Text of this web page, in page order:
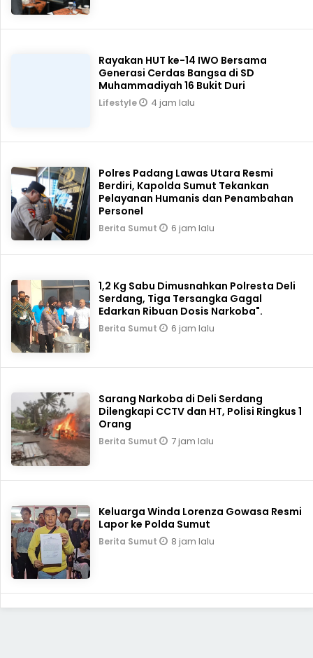
Rayakan HUT ke-14 IWO Bersama
Generasi Cerdas Bangsa di SD
Muhammadiyah 16 Bukit Duri
Lifestyle 4 jam lalu
Polres Padang Lawas Utara Resmi
Berdiri, Kapolda Sumut Tekankan
Pelayanan Humanis dan Penambahan
Personel
Berita Sumut 6 jam lalu
1,2 Kg Sabu Dimusnahkan Polresta Deli
Serdang, Tiga Tersangka Gagal
Edarkan Ribuan Dosis Narkoba".
Berita Sumut 6 jam lalu
Sarang Narkoba di Deli Serdang
Dilengkapi CCTV dan HT, Polisi Ringkus 1
Orang
Berita Sumut 7 jam lalu
Keluarga Winda Lorenza Gowasa Resmi
Lapor ke Polda Sumut
Berita Sumut 8 jam lalu